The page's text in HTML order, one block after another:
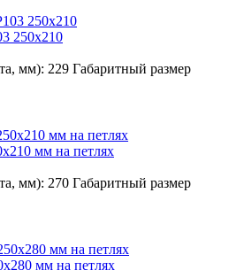
250х210
мм): 229 Габаритный размер
мм на петлях
мм): 270 Габаритный размер
мм на петлях